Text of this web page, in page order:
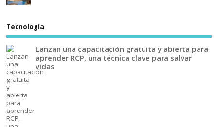
Tecnología
Lanzan una capacitación gratuita y abierta para
aprender RCP, una técnica clave para salvar
vidas